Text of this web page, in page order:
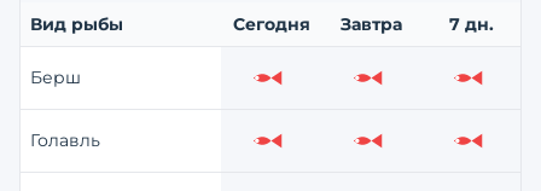
Вид рыбы Сегодня Завтра 7 дн.
Берш Слабо Слабо Слабо
Голавль Слабо Слабо Слабо